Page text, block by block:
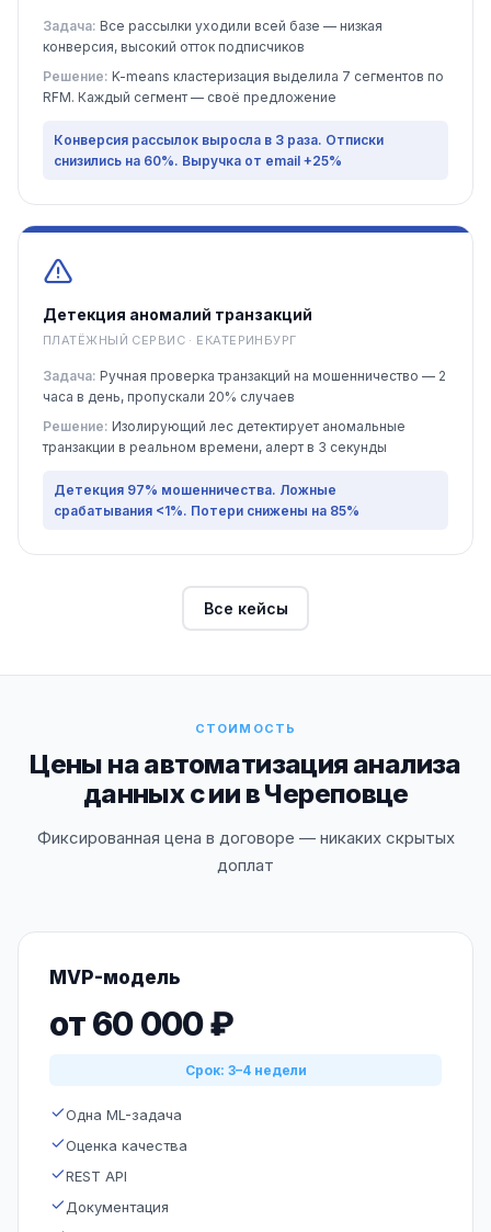
Задача: Все рассылки уходили всей базе — низкая
конверсия, высокий отток подписчиков
Решение: K-means кластеризация выделила 7 сегментов по
RFM. Каждый сегмент — своё предложение
Конверсия рассылок выросла в 3 раза. Отписки
снизились на 60%. Выручка от email +25%
Детекция аномалий транзакций
ПЛАТЁЖНЫЙ СЕРВИС · ЕКАТЕРИНБУРГ
Задача: Ручная проверка транзакций на мошенничество — 2
часа в день, пропускали 20% случаев
Решение: Изолирующий лес детектирует аномальные
транзакции в реальном времени, алерт в 3 секунды
Детекция 97% мошенничества. Ложные
срабатывания <1%. Потери снижены на 85%
Все кейсы
СТОИМОСТЬ
Цены на автоматизация анализа
данных с ии в Череповце
Фиксированная цена в договоре — никаких скрытых
доплат
MVP-модель
от 60 000 ₽
Срок: 3–4 недели
Одна ML-задача
Оценка качества
REST API
Документация